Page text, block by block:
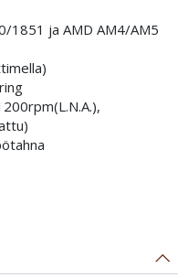
1851 ja AMD AM4/AM5